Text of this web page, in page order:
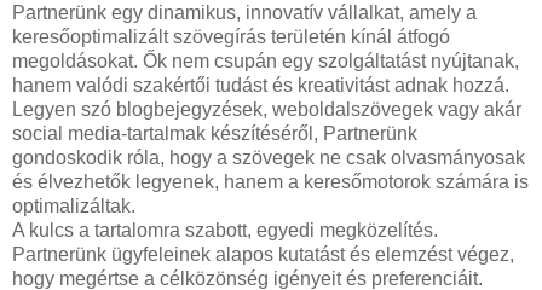
Partnerünk egy dinamikus, innovatív vállalkat, amely a
keresőoptimalizált szövegírás területén kínál átfogó
megoldásokat. Ők nem csupán egy szolgáltatást nyújtanak,
hanem valódi szakértői tudást és kreativitást adnak hozzá.
Legyen szó blogbejegyzések, weboldalszövegek vagy akár
social media-tartalmak készítéséről, Partnerünk
gondoskodik róla, hogy a szövegek ne csak olvasmányosak
és élvezhetők legyenek, hanem a keresőmotorok számára is
optimalizáltak.
A kulcs a tartalomra szabott, egyedi megközelítés.
Partnerünk ügyfeleinek alapos kutatást és elemzést végez,
hogy megértse a célközönség igényeit és preferenciáit.